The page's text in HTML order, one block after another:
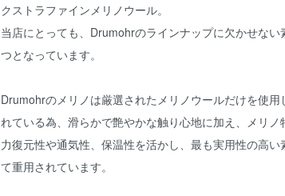
クストラファインメリノウール。
当店にとっても、Drumohrのラインナップに欠かせない
つとなっています。
Drumohrのメリノは厳選されたメリノウールだけを使用
れている為、滑らかで艶やかな触り心地に加え、メリノ
力復元性や通気性、保温性を活かし、最も実用性の高い
て重用されています。